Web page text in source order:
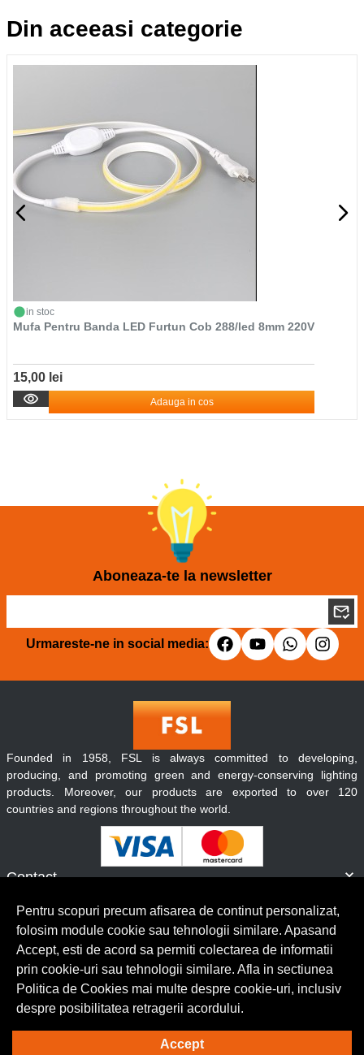
Din aceeasi categorie
in stoc
Mufa Pentru Banda LED Furtun Cob 288/led 8mm 220V
15,00 lei
Adauga in cos
Aboneaza-te la newsletter
Urmareste-ne in social media:
Contact
Servicii clienti
Founded in 1958, FSL is always committed to developing,
producing, and promoting green and energy-conserving lighting
products. Moreover, our products are exported to over 120
countries and regions throughout the world.
© Copyright 2026 Lumilux. Toate drepturile rezervate.
Solutie eCommercepowered by
Pentru scopuri precum afisarea de continut personalizat,
folosim module cookie sau tehnologii similare. Apasand
Accept, esti de acord sa permiti colectarea de informatii
prin cookie-uri sau tehnologii similare. Afla in sectiunea
Politica de Cookies mai multe despre cookie-uri, inclusiv
despre posibilitatea retragerii acordului.
Accept